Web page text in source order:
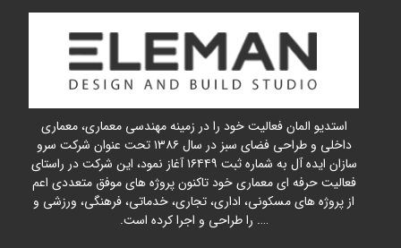
استدیو المان فعالیت خود را در زمینه مهندسی معماری، معماری
داخلی و طراحی فضای سبز در سال ۱۳۸۶ تحت عنوان شرکت سرو
سازان ایده آل به شماره ثبت ۱۶۴۴۹ آغاز نمود، این شرکت در راستای
فعالیت حرفه ای معماری خود تاکنون پروژه های موفق متعددی اعم
از پروژه های مسکونی، اداری، تجاری، خدماتی، فرهنگی، ورزشی و
…. را طراحی و اجرا کرده است.